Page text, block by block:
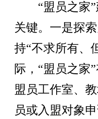
“盟员之家”
关键。一是探
持“不求所有、
际，“盟员之家
盟员工作室、
员或入盟对象